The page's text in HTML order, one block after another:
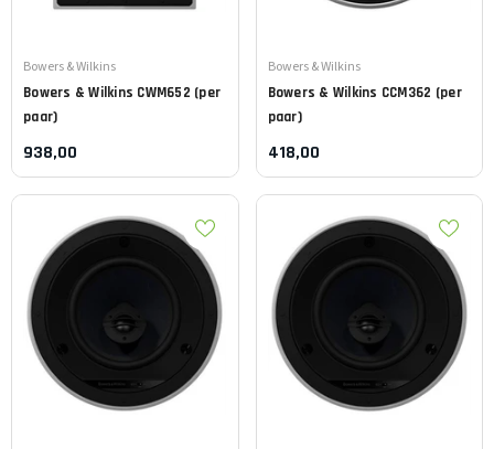
Leverancier:
Bowers & Wilkins
Bowers & Wilkins CWM652 (per
paar)
938,00
Leverancier:
Bowers & Wilkins
Bowers & Wilkins CCM362 (per
paar)
418,00